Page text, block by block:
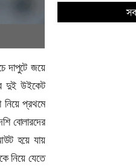
দাপুটে জয়ে
দুই উইকেট
প্রথমে
বোলারদের
হয়ে যায়
নিয়ে যেতে
যুক্তরাষ্ট্রকে চমকে
যাচ্ছে যুদ্ধের হিসাব